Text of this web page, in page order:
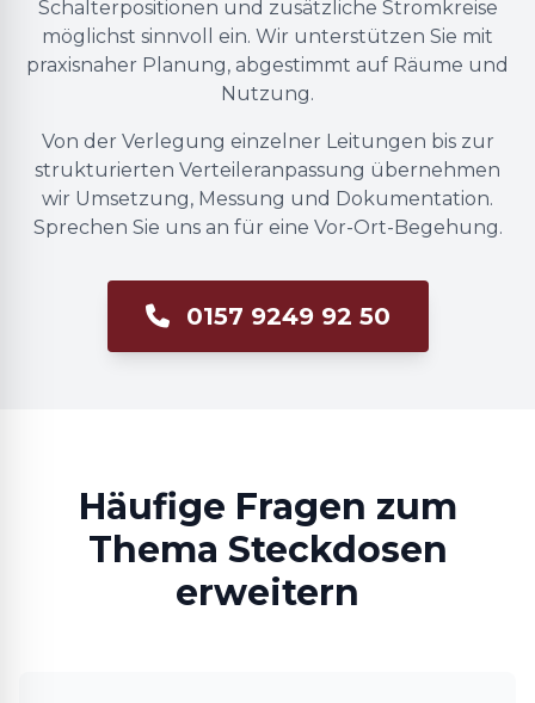
Schalterpositionen und zusätzliche Stromkreise
möglichst sinnvoll ein. Wir unterstützen Sie mit
praxisnaher Planung, abgestimmt auf Räume und
Nutzung.
Von der Verlegung einzelner Leitungen bis zur
strukturierten Verteileranpassung übernehmen
wir Umsetzung, Messung und Dokumentation.
Sprechen Sie uns an für eine Vor-Ort-Begehung.
0157 9249 92 50
Häufige Fragen zum
Thema Steckdosen
erweitern